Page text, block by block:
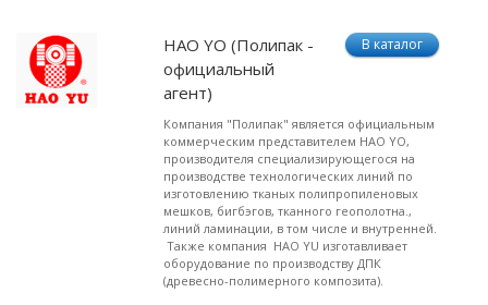
HAO YO (Полипак -
официальный
агент)
Компания "Полипак" является официальным
коммерческим представителем HAO YO,
производителя специализирующегося на
производстве технологических линий по
изготовлению тканых полипропиленовых
мешков, бигбэгов, тканного геополотна.,
линий ламинации, в том числе и внутренней.
Также компания HAO YU изготавливает
оборудование по производству ДПК
(древесно-полимерного композита).
В каталог